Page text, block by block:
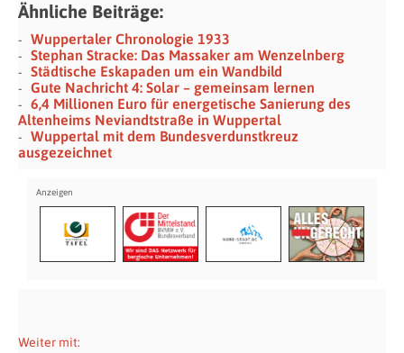
Ähnliche Beiträge:
Wuppertaler Chronologie 1933
Stephan Stracke: Das Massaker am Wenzelnberg
Städtische Eskapaden um ein Wandbild
Gute Nachricht 4: Solar – gemeinsam lernen
6,4 Millionen Euro für energetische Sanierung des
Altenheims Neviandtstraße in Wuppertal
Wuppertal mit dem Bundesverdunstkreuz
ausgezeichnet
Weiter mit: